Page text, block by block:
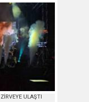
ULAŞTI